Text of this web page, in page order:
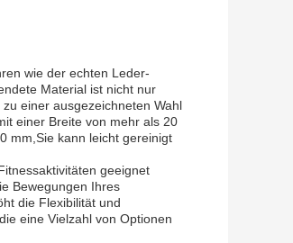
wie der echten Leder-
Material ist nicht nur
einer ausgezeichneten Wahl
einer Breite von mehr als 20
mm,Sie kann leicht gereinigt
geeignet
Bewegungen Ihres
die Flexibilität und
eine Vielzahl von Optionen